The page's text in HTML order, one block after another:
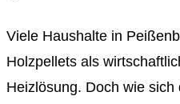
Viele Haushalte in
Holzpellets als
Heizlösung. Doch wie sich